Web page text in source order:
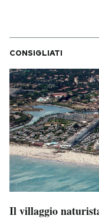
CONSIGLIATI
Il villaggio